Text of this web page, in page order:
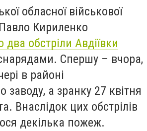
обласної військової
Павло Кириленко
обстріли Авдіївки
Спершу – вчора,
в районі
заводу, а зранку 27 квітня
Внаслідок цих обстрілів
декілька пожеж.